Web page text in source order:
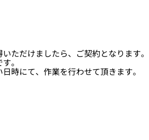
ただけましたら、ご契約となります。
。
時にて、作業を行わせて頂きます。